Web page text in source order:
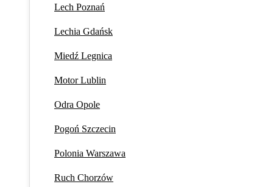
Lech Poznań
Lechia Gdańsk
Miedź Legnica
Motor Lublin
Odra Opole
Pogoń Szczecin
Polonia Warszawa
Ruch Chorzów